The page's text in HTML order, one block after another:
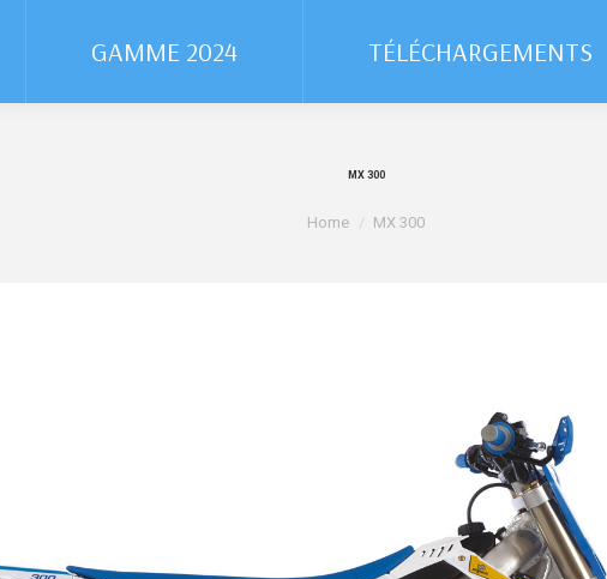
GAMME 2024 TÉLÉCHARGEMENTS
MX 300
You are here:
Home MX 300
GAMME 2024 TÉLÉCHARGEMENTS